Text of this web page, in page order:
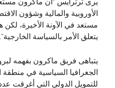
يرى ترترايس “أن ماكرون
الأوروبية والمالية وشؤون
مستعد في الآونة الأخيرة، لكن
يتعلق الأمر بالسياسة الخارجية”.
يتباهى فريق ماكرون بفهمه
الجغرافيا السياسية في منطقة
للتمويل الدولي التي أغرقت